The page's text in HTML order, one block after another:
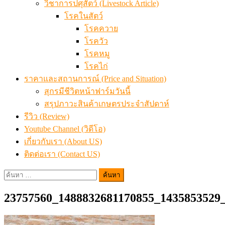
วิชาการปศุสัตว์ (Livestock Article)
โรคในสัตว์
โรคควาย
โรควัว
โรคหมู
โรคไก่
ราคาและสถานการณ์ (Price and Situation)
สุกรมีชีวิตหน้าฟาร์มวันนี้
สรุปภาวะสินค้าเกษตรประจำสัปดาห์
รีวิว (Review)
Youtube Channel (วิดีโอ)
เกี่ยวกับเรา (About US)
ติดต่อเรา (Contact US)
ค้นหา